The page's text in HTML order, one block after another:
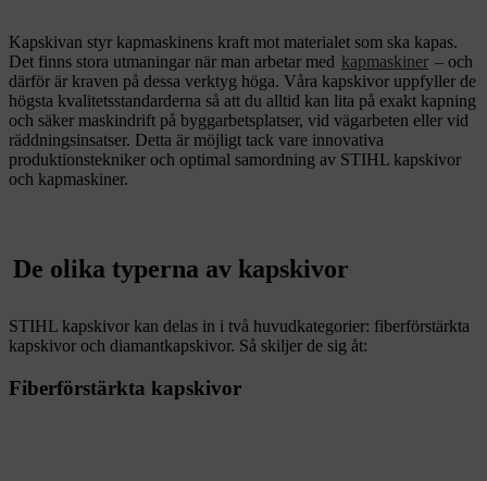
Kapskivan styr kapmaskinens kraft mot materialet som ska kapas.
Det finns stora utmaningar när man arbetar med kapmaskiner – och
därför är kraven på dessa verktyg höga. Våra kapskivor uppfyller de
högsta kvalitetsstandarderna så att du alltid kan lita på exakt kapning
och säker maskindrift på byggarbetsplatser, vid vägarbeten eller vid
räddningsinsatser. Detta är möjligt tack vare innovativa
produktionstekniker och optimal samordning av STIHL kapskivor
och kapmaskiner.
De olika typerna av kapskivor
STIHL kapskivor kan delas in i två huvudkategorier: fiberförstärkta
kapskivor och diamantkapskivor. Så skiljer de sig åt:
Fiberförstärkta kapskivor